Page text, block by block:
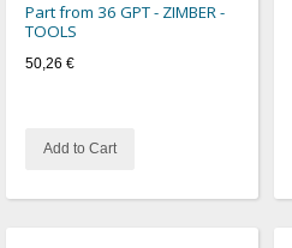
Part from 36 GPT - ZIMBER -
TOOLS
50,26 €
Add to Cart